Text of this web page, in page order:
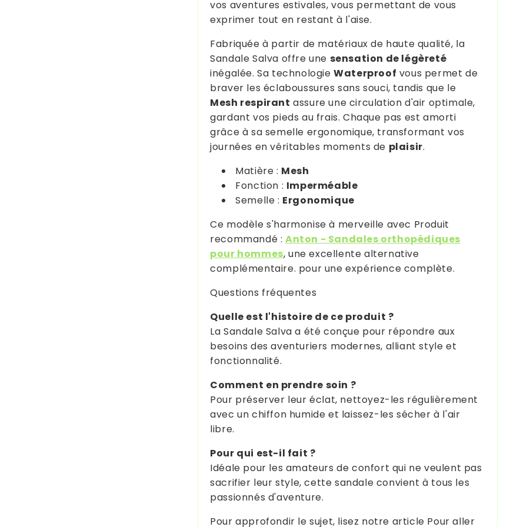
vos aventures estivales, vous permettant de vous
exprimer tout en restant à l'aise.
Fabriquée à partir de matériaux de haute qualité, la
Sandale Salva offre une sensation de légèreté
inégalée. Sa technologieWaterproof vous permet de
braver les éclaboussures sans souci, tandis que le
Mesh respirant assure une circulation d'air optimale,
gardant vos pieds au frais. Chaque pas est amorti
grâce à sa semelle ergonomique, transformant vos
journées en véritables moments de plaisir.
Matière : Mesh
Fonction : Imperméable
Semelle : Ergonomique
Ce modèle s'harmonise à merveille avec Produit
recommandé : Anton - Sandales orthopédiques
pour hommes, une excellente alternative
complémentaire. pour une expérience complète.
Questions fréquentes
Quelle est l'histoire de ce produit ?
La Sandale Salva a été conçue pour répondre aux
besoins des aventuriers modernes, alliant style et
fonctionnalité.
Comment en prendre soin ?
Pour préserver leur éclat, nettoyez-les régulièrement
avec un chiffon humide et laissez-les sécher à l'air
libre.
Pour qui est-il fait ?
Idéale pour les amateurs de confort qui ne veulent pas
sacrifier leur style, cette sandale convient à tous les
passionnés d'aventure.
Pour approfondir le sujet, lisez notre article Pour aller